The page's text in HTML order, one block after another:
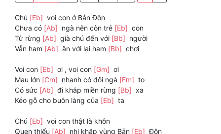
Chú [Eb] voi con ở Bản Đôn
Chưa có [Ab] ngà nên còn trẻ [Eb] con
Từ rừng [Ab] già chú đến với [Bb] người
Vẫn ham [Ab] ăn với lại ham [Bb] chơi
Voi con [Eb] ơi , voi con [Gm] ơi
Mau lớn [Cm] nhanh có đôi ngà [Fm] to
Có sức [Ab] đi khắp miền rừng [Bb] xa
Kéo gỗ cho buôn làng của [Eb] ta
Chú [Eb] voi con thật là khôn
Quen thiếu [Ab] nhi khắp vùng Bản [Eb] Đôn